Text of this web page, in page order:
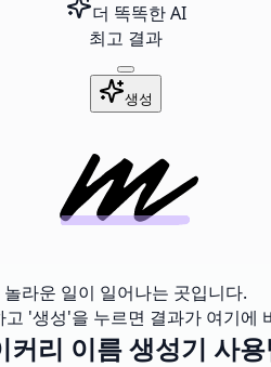
더 똑똑한 AI
최고 결과
생성
놀라운 일이 일어나는 곳입니다.
'생성'을 누르면 결과가 여기에
커리 이름 생성기 사용